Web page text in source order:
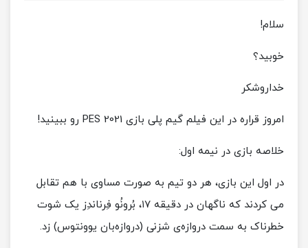
سلام!
خوبید؟
خداروشکر
امروز قراره در این فیلم گیم پلی بازی PES 2021 رو ببینید!
خلاصه بازی در نیمه اول:
در اول این بازی، هر دو تیم به صورت مساوی با هم تقابل
می کردند که ناگهان در دقیقه ۱۷، بُرونُو فِرناندِز یک شوت
خطرناک به سمت دروازه‌ی شزنی (دروازه‌بان یوونتوس) زد.